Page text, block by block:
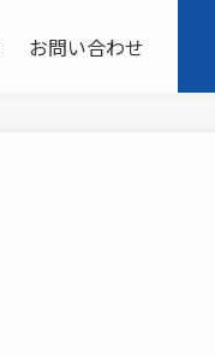
お問い合わせ